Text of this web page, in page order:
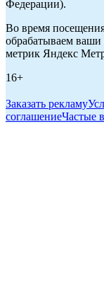
Федерации).
Во время
обрабатываем ваши
метрик Яндекс
16+
Заказать рекламу
соглашениеЧастые